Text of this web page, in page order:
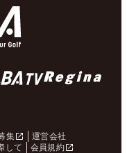
集
運営会社
して
会員規約